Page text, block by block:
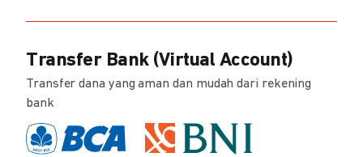
Transfer Bank (Virtual Account)
Transfer dana yang aman dan mudah dari rekening
bank